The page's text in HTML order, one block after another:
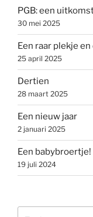
PGB: een
30 mei 2025
Een raar plekje
25 april 2025
Dertien
28 maart 2025
Een nieuw jaar
2 januari 2025
Een babybroertje!
19 juli 2024